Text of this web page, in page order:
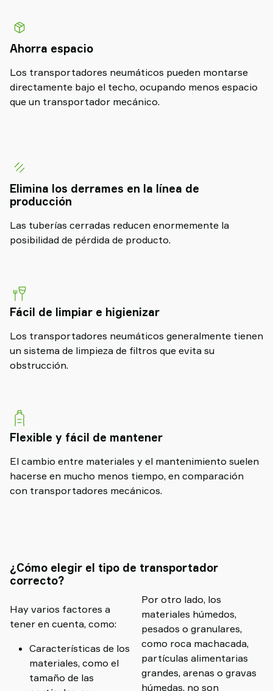
Ahorra espacio
Los transportadores neumáticos pueden montarse
directamente bajo el techo, ocupando menos espacio
que un transportador mecánico.
Elimina los derrames en la línea de
producción
Las tuberías cerradas reducen enormemente la
posibilidad de pérdida de producto.
Fácil de limpiar e higienizar
Los transportadores neumáticos generalmente tienen
un sistema de limpieza de filtros que evita su
obstrucción.
Flexible y fácil de mantener
El cambio entre materiales y el mantenimiento suelen
hacerse en mucho menos tiempo, en comparación
con transportadores mecánicos.
¿Cómo elegir el tipo de transportador
correcto?
Hay varios factores a
tener en cuenta, como:
Características de los
materiales, como el
tamaño de las
Por otro lado, los
materiales húmedos,
pesados o granulares,
como roca machacada,
partículas alimentarias
grandes, arenas o gravas
húmedas, no son